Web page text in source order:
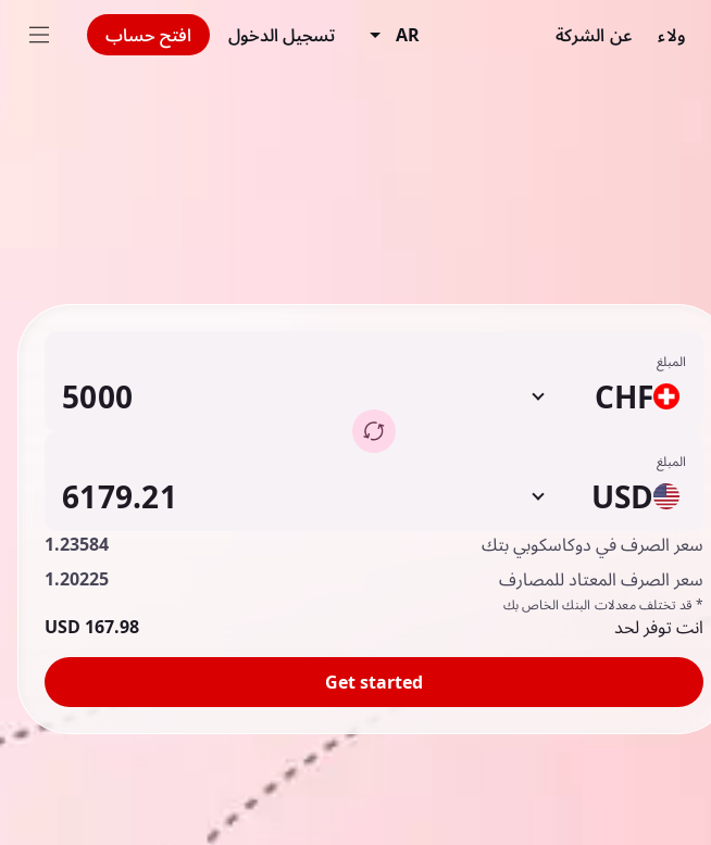
ولاء عن الشركة AR تسجيل الدخول افتح حساب
المبلغ
CHF
المبلغ
USD
سعر الصرف في دوكاسكوبي بتك
1.23584
سعر الصرف المعتاد للمصارف
1.20225
* قد تختلف معدلات البنك الخاص بك
انت توفر لحد 167.98 USD
Get started